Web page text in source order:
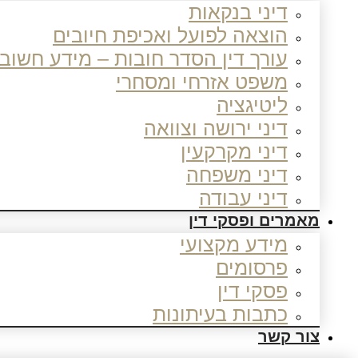
דיני בנקאות
הוצאה לפועל ואכיפת חיובים
עורך דין הסדר חובות – מידע
משפט אזרחי ומסחרי
ליטיגציה
דיני ירושה וצוואה
דיני מקרקעין
דיני משפחה
דיני עבודה
מאמרים ופסקי דין
מידע מקצועי
פרסומים
פסקי דין
כתבות בעיתונות
צור קשר